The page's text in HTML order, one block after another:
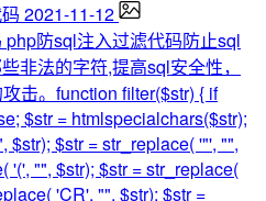
2021-11-12
php防sql注入过滤代码防止sql
非法的字符,提高sql安全性，
击。function filter($str) { if
$str = htmlspecialchars($str);
$str); $str = str_replace( '"', "",
'(', "", $str); $str = str_replace(
'CR', "", $str); $str =